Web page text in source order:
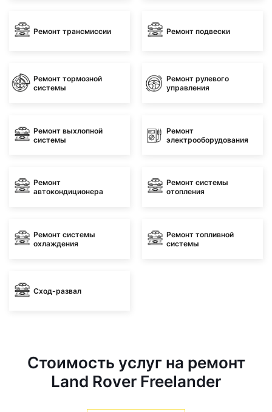
Ремонт трансмиссии Ремонт подвески
Ремонт тормозной
системы
Ремонт рулевого
управления
Ремонт выхлопной
системы
Ремонт
электрооборудования
Ремонт
автокондиционера
Ремонт системы
отопления
Ремонт системы
охлаждения
Ремонт топливной
системы
Сход-развал
Стоимость услуг на ремонт
Land Rover Freelander